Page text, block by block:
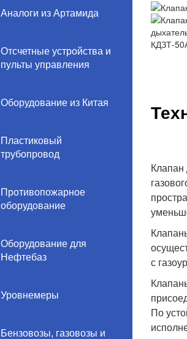
Аналоги из Артамида
Отсчетные устройства и
пульты управления
Оборудование из Китая
Пластиковый
трубопровод
Противопожарное
оборудование
Оборудование для
Нефтебаз
Уровнемеры
Бензовозы, газовозы и
Клапан
с
По